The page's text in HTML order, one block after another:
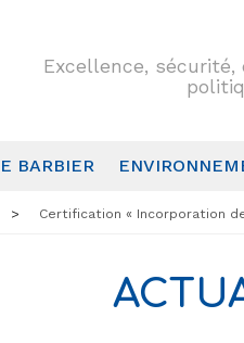
Excellence, sécurité,
BARBIER
Certification « Incorporation